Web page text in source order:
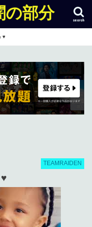
の部分 search
♥️
TEAMRAIDEN